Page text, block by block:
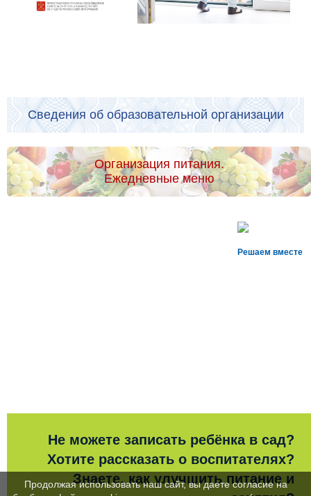
Сведения об образовательной организации
Организация питания.
Ежедневные меню
Решаем вместе
Не можете записать ребёнка в сад?
Хотите рассказать о воспитателях?
Знаете, как улучшить питание и
Продолжая использовать наш сайт, вы даете согласие на